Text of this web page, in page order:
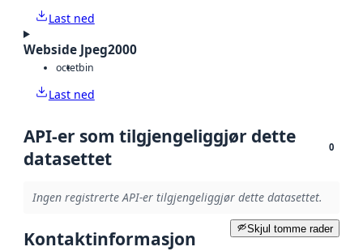
Last ned
Webside Jpeg2000
octetbin
Last ned
API-er som tilgjengeliggjør dette
datasettet
0
Ingen registrerte API-er tilgjengeliggjør dette datasettet.
Skjul tomme rader
Kontaktinformasjon